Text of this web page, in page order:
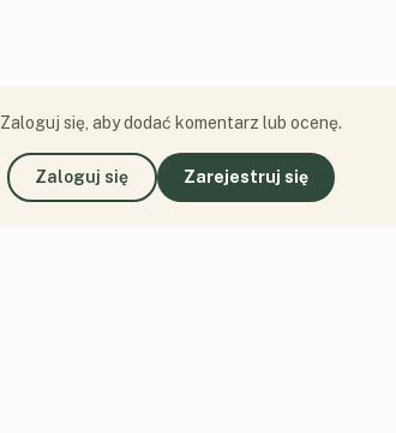
Zaloguj się, aby dodać komentarz lub ocenę.
Zaloguj się Zarejestruj się